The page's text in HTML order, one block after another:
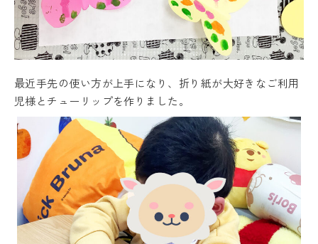
最近手先の使い方が上手になり、折り紙が大好きなご利用
児様とチューリップを作りました。